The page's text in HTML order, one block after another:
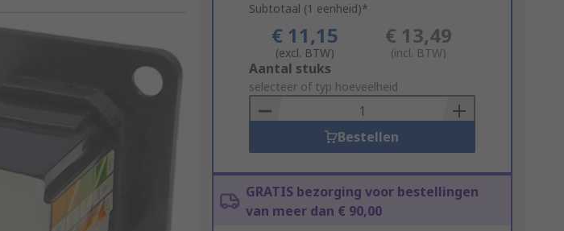
Subtotaal (1 eenheid)*
€ 11,15
(excl. BTW)
€ 13,49
(incl. BTW)
Add
to
Basket
Aantal stuks
selecteer of typ hoeveelheid
Bestellen
GRATIS bezorging voor bestellingen
van meer dan € 90,00